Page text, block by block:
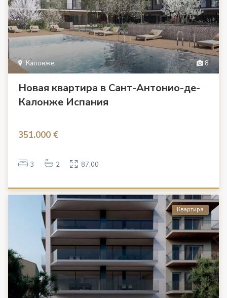
8
Калонже
Новая квартира в Сант-Антонио-де-
Калонже Испания
351.000 €
3 2 87.00
Квартира